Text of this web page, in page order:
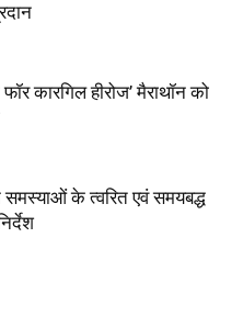
कारगिल हीरोज’ मैराथॉन को
के त्वरित एवं समयबद्ध